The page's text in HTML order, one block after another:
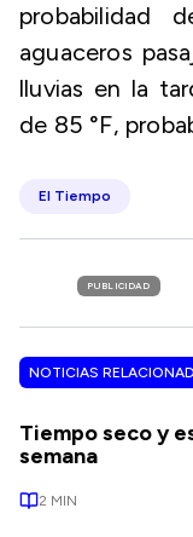
probabilidad
aguaceros
lluvias en la
de 85 °F,
El Tiempo
PUBLICIDAD
NOTICIAS
Tiempo seco y
semana
2 MIN